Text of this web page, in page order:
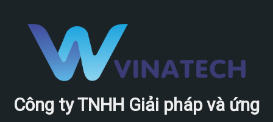
Công ty TNHH Giải pháp và ứng